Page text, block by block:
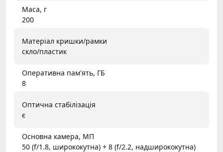
Маса, г
200
Матеріал кришки/рамки
скло/пластик
Оперативна пам'ять, ГБ
8
Оптична стабілізація
є
Основна камера, МП
50 (f/1.8, ширококутна) + 8 (f/2.2, надширококутна)